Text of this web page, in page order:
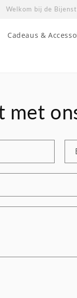
bij bestellingen
Cadeaus &
met